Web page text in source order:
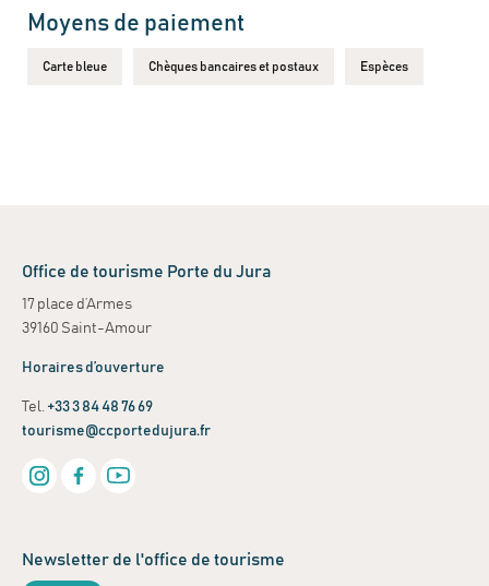
Moyens de paiement
Carte bleue Chèques bancaires et postaux Espèces
Office de tourisme Porte du Jura
17 place d’Armes
39160 Saint-Amour
Horaires d’ouverture
Tel. +33 3 84 48 76 69
tourisme@ccportedujura.fr
Newsletter de l'office de tourisme